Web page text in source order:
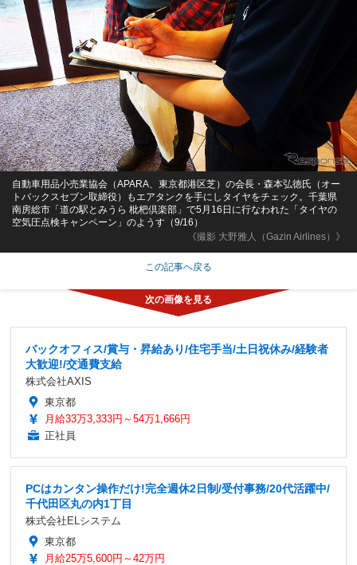
《撮影 大野雅人（Gazin Airlines）》
自動車用品小売業協会（APARA、東京都港区芝）の会長・森本弘徳氏（オー
トバックスセブン取締役）もエアタンクを手にしタイヤをチェック。千葉県
南房総市「道の駅とみうら 枇杷倶楽部」で5月16日に行なわれた「タイヤの
空気圧点検キャンペーン」のようす（9/16）
この記事へ戻る
バックオフィス/賞与・昇給あり/住宅手当/土日祝休み/経験者
大歓迎!/交通費支給
株式会社AXIS
東京都
月給33万3,333円～54万1,666円
正社員
PCはカンタン操作だけ!完全週休2日制/受付事務/20代活躍中/
千代田区丸の内1丁目
株式会社ELシステム
東京都
月給25万5,600円～42万円